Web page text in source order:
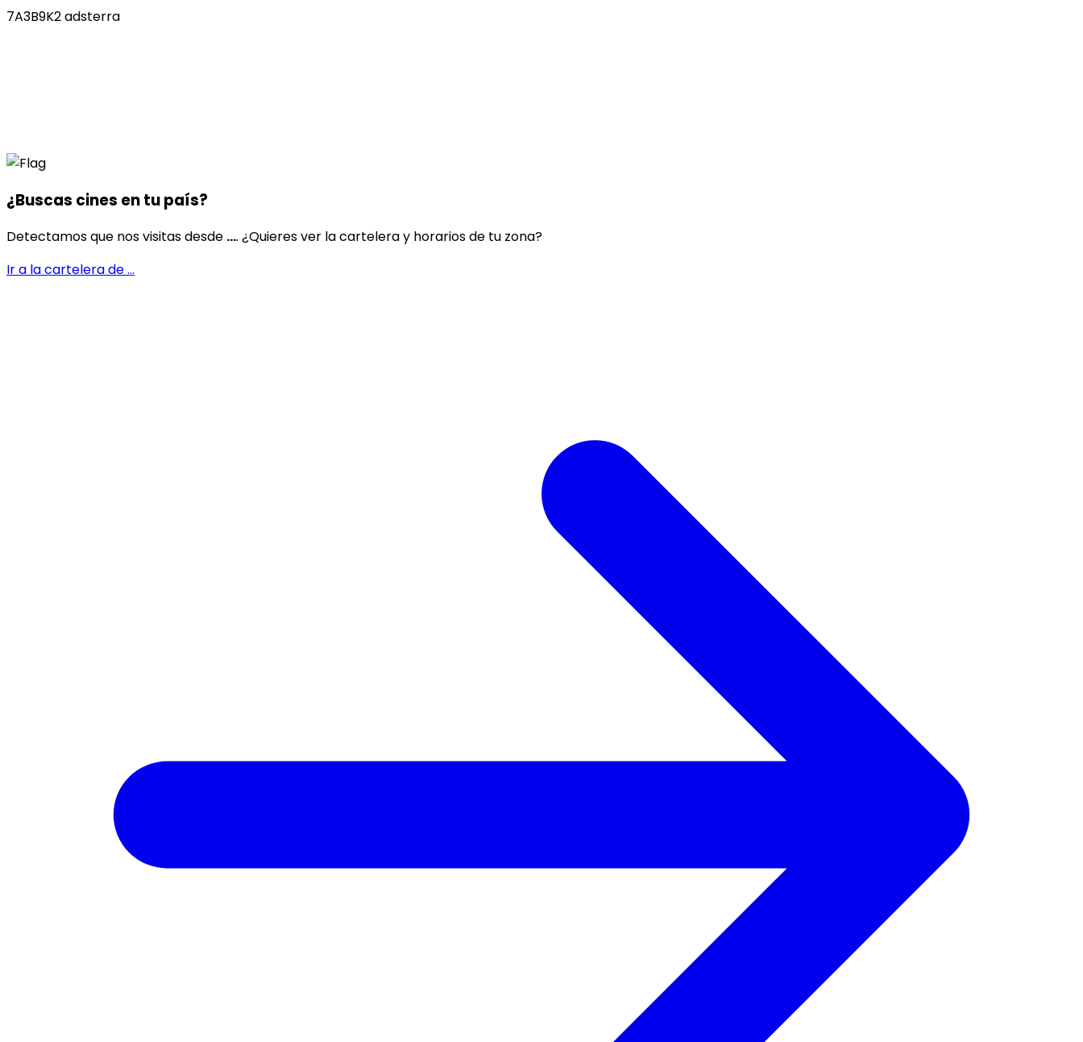
7A3B9K2 adsterra
¿Buscas cines entu país?
Detectamos que nos visitas desde .... ¿Quieres ver la cartelera y horarios de tu zona?
Ir a la cartelera de...